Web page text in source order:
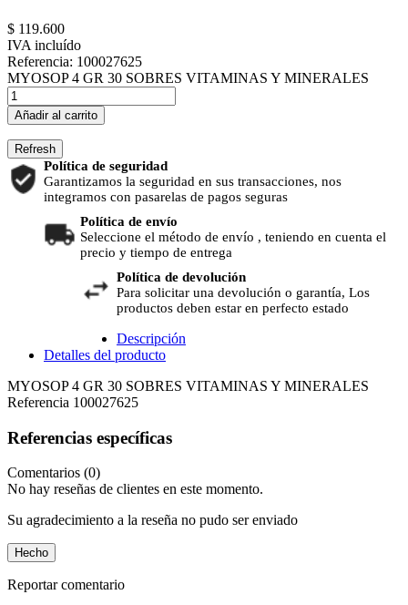
$ 119.600
IVA incluído
Referencia: 100027625
MYOSOP 4 GR 30 SOBRES VITAMINAS Y MINERALES
Añadir al carrito
Política de seguridad
Garantizamos la seguridad en sus transacciones, nos
integramos con pasarelas de pagos seguras
Política de envío
Seleccione el método de envío , teniendo en cuenta el
precio y tiempo de entrega
Política de devolución
Para solicitar una devolución o garantía, Los
productos deben estar en perfecto estado
Descripción
Detalles del producto
MYOSOP 4 GR 30 SOBRES VITAMINAS Y MINERALES
Referencia 100027625
Referencias específicas
Comentarios (0)
No hay reseñas de clientes en este momento.
Su agradecimiento a la reseña no pudo ser enviado
Hecho
Reportar comentario